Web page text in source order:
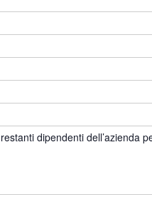
dipendenti dell’azienda